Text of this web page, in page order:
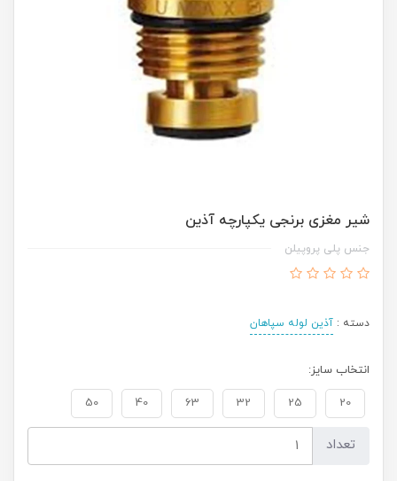
شیر مغزی برنجی یکپارچه آذین
جنس پلی پروپیلن
دسته : آذین لوله سپاهان
انتخاب سایز:
20
25
32
63
40
50
تعداد